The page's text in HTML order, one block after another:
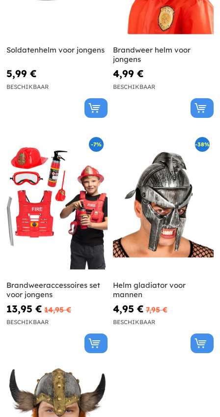
Soldatenhelm voor jongens
5,99 €
BESCHIKBAAR
Brandweer helm voor
jongens
4,99 €
BESCHIKBAAR
-7%
Brandweeraccessoires set
voor jongens
13,95 € 14,95 €
BESCHIKBAAR
-38%
Helm gladiator voor
mannen
4,95 € 7,95 €
BESCHIKBAAR